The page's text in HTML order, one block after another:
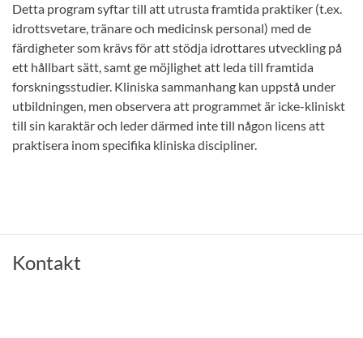
Detta program syftar till att utrusta framtida praktiker (t.ex.
idrottsvetare, tränare och medicinsk personal) med de
färdigheter som krävs för att stödja idrottares utveckling på
ett hållbart sätt, samt ge möjlighet att leda till framtida
forskningsstudier. Kliniska sammanhang kan uppstå under
utbildningen, men observera att programmet är icke-kliniskt
till sin karaktär och leder därmed inte till någon licens att
praktisera inom specifika kliniska discipliner.
Kontakt